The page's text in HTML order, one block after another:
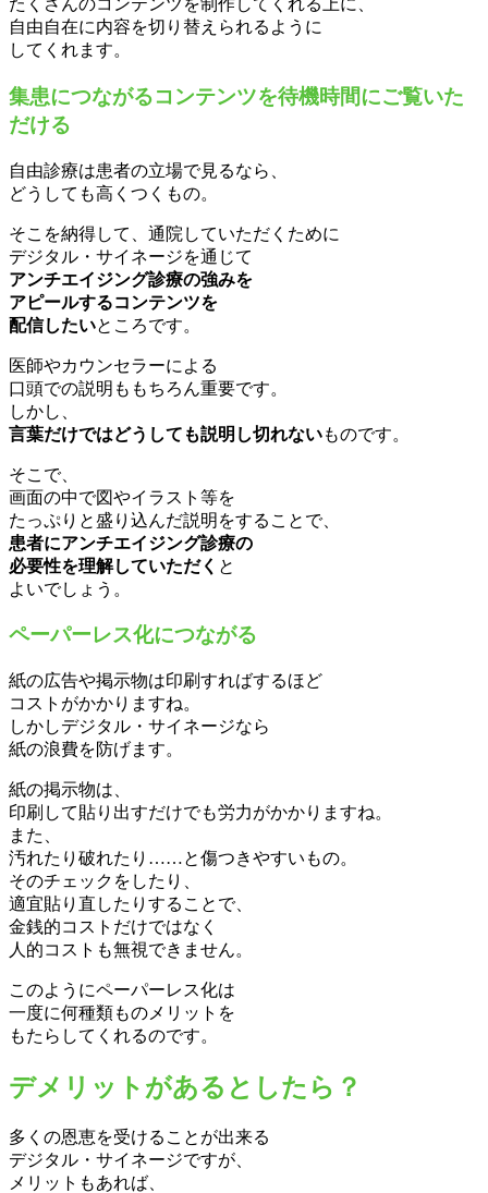
たくさんのコンテンツを制作してくれる上に、
自由自在に内容を切り替えられるように
してくれます。
集患につながるコンテンツを待機時間にご覧いた
だける
自由診療は患者の立場で見るなら、
どうしても高くつくもの。
そこを納得して、通院していただくために
デジタル・サイネージを通じて
アンチエイジング診療の強みを
アピールするコンテンツを
配信したいところです。
医師やカウンセラーによる
口頭での説明ももちろん重要です。
しかし、
言葉だけではどうしても説明し切れないものです。
そこで、
画面の中で図やイラスト等を
たっぷりと盛り込んだ説明をすることで、
患者にアンチエイジング診療の
必要性を理解していただく と
よいでしょう。
ペーパーレス化につながる
紙の広告や掲示物は印刷すればするほど
コストがかかりますね。
しかしデジタル・サイネージなら
紙の浪費を防げます。
紙の掲示物は、
印刷して貼り出すだけでも労力がかかりますね。
また、
汚れたり破れたり……と傷つきやすいもの。
そのチェックをしたり、
適宜貼り直したりすることで、
金銭的コストだけではなく
人的コストも無視できません。
このようにペーパーレス化は
一度に何種類ものメリットを
もたらしてくれるのです。
デメリットがあるとしたら？
多くの恩恵を受けることが出来る
デジタル・サイネージですが、
メリットもあれば、